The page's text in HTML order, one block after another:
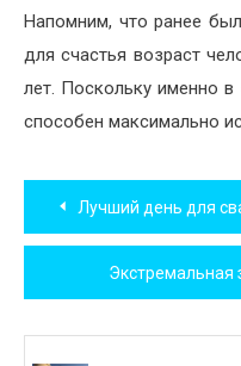
Напомним, что ранее
для счастья возраст
лет. Поскольку именно
способен максимально
Навигация
по
записям
Лучший день для
Экстремальная